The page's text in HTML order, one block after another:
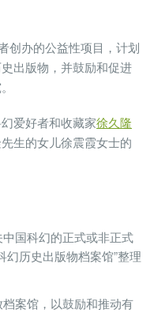
创办的公益性项目，计划
出版物，并鼓励和促进
爱好者和收藏家徐久隆
生的女儿徐震霞女士的
国科幻的正式或非正式
幻历史出版物档案馆”整理
案馆，以鼓励和推动有